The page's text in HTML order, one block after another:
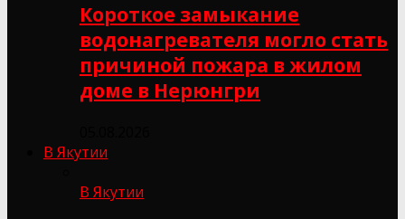
Короткое замыкание
водонагревателя могло стать
причиной пожара в жилом
доме в Нерюнгри
В Якутии
В Якутии